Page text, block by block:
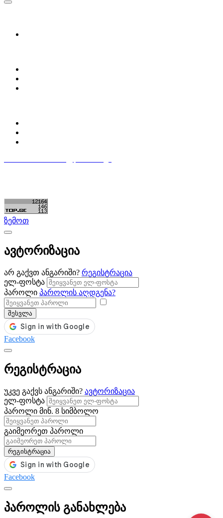
ზემოთ
ავტორიზაცია
არ გაქვთ ანგარიში? რეგისტრაცია
ელ-ფოსტა
პაროლი პაროლის აღდგენა?
შესვლა
Facebook
რეგისტრაცია
უკვე გაქვს ანგარიში? ავტორიზაცია
ელ-ფოსტა
პაროლი მინ. 8 სიმბოლო
გაიმეორეთ პაროლი
რეგისტრაცია
Facebook
პაროლის განახლება